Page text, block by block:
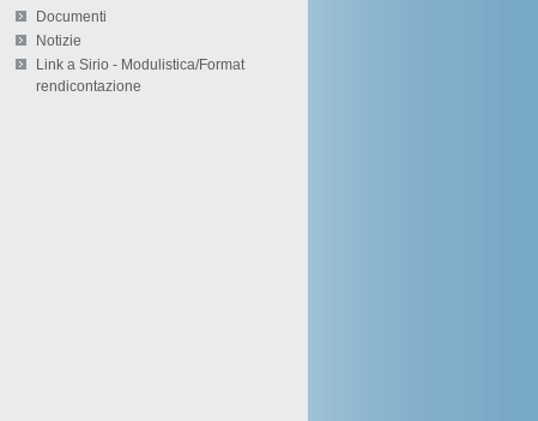
Documenti
Notizie
Link a Sirio - Modulistica/Format
rendicontazione